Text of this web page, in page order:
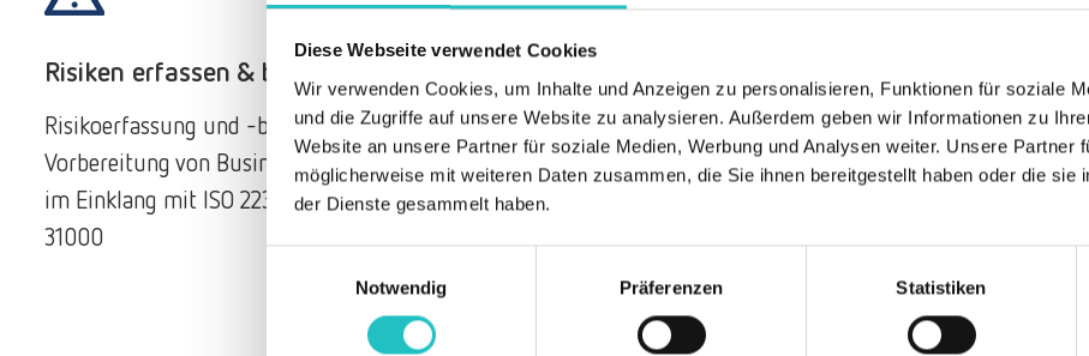
Diese Webseite verwendet Cookies
Wir verwenden Cookies, um Inhalte und Anzeigen zu personalisieren, Funktionen für soziale
und die Zugriffe auf unsere Website zu analysieren. Außerdem geben wir Informationen zu
Website an unsere Partner für soziale Medien, Werbung und Analysen weiter. Unsere Partner
möglicherweise mit weiteren Daten zusammen, die Sie ihnen bereitgestellt haben oder die sie
der Dienste gesammelt haben.
Notwendig
Präferenzen Statistiken
Risiken erfassen & bewerten
Risikoerfassung und -bewertung zur
Vorbereitung von Business-Continuity-Analysen
im Einklang mit ISO 22301, BSI 200-4 und ISO
31000
Bewertung von Vermögenswerten, Prozessen,
Ressourcen und Abhängigkeiten zur Identifikation